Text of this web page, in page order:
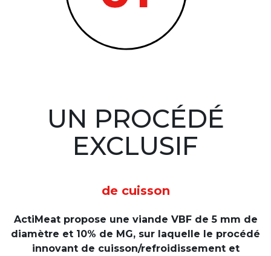
UN PROCÉDÉ
EXCLUSIF
de cuisson
ActiMeat propose une viande VBF de 5 mm de
diamètre et 10% de MG, sur laquelle le procédé
innovant de cuisson/refroidissement et